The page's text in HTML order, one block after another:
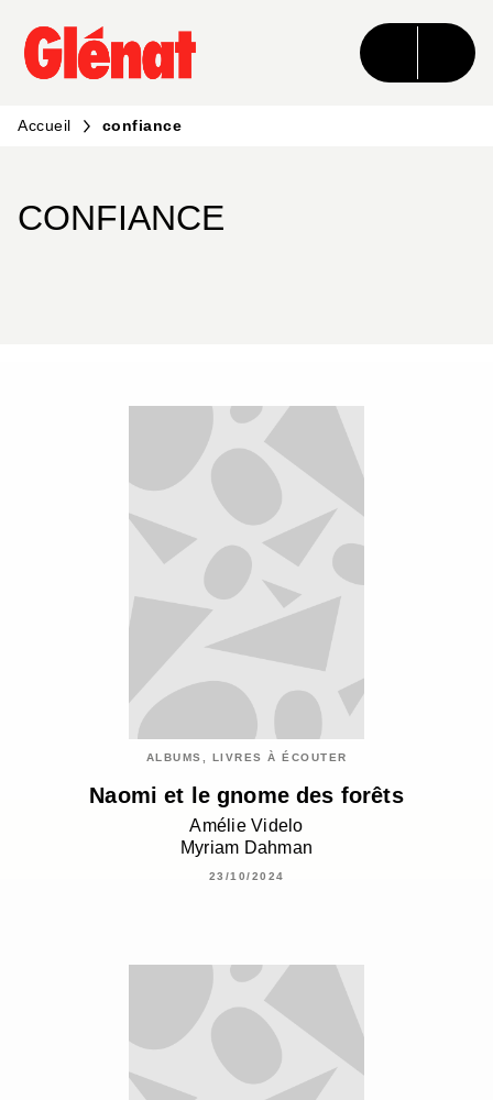
MENU RECHERCHE CONTENU
PIED DE PAGE
Accueil confiance
CONFIANCE
ALBUMS, LIVRES À ÉCOUTER
Naomi et le gnome des forêts
Amélie Videlo
Myriam Dahman
23/10/2024